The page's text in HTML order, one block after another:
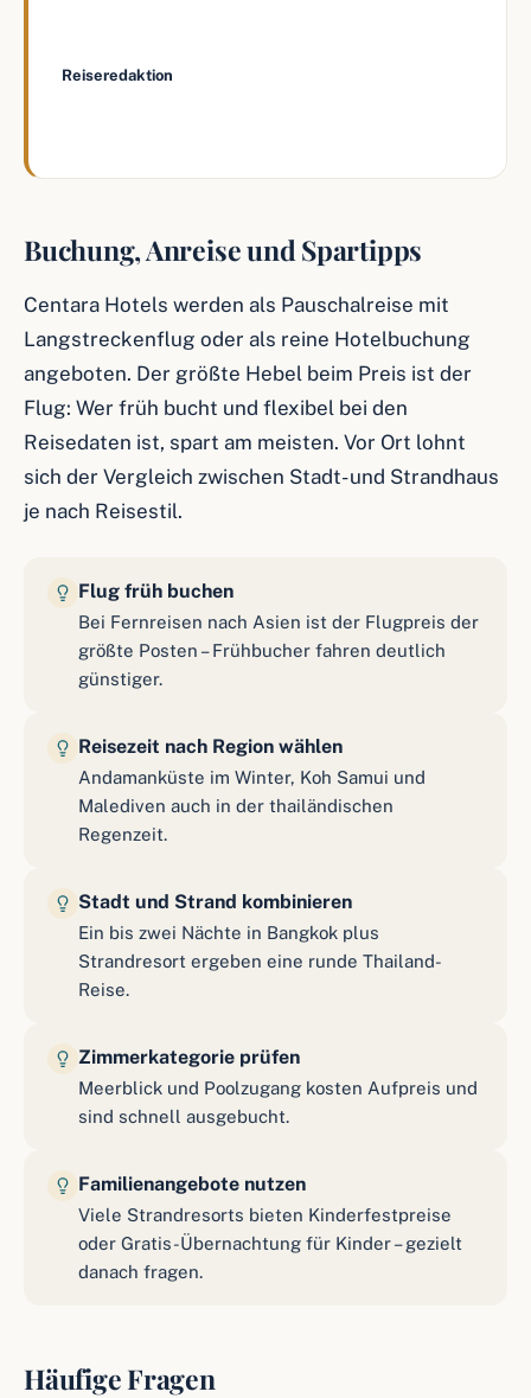
Reiseredaktion
Buchung, Anreise und Spartipps
Centara Hotels werden als Pauschalreise mit
Langstreckenflug oder als reine Hotelbuchung
angeboten. Der größte Hebel beim Preis ist der
Flug: Wer früh bucht und flexibel bei den
Reisedaten ist, spart am meisten. Vor Ort lohnt
sich der Vergleich zwischen Stadt- und Strandhaus
je nach Reisestil.
Flug früh buchen
Bei Fernreisen nach Asien ist der Flugpreis der
größte Posten – Frühbucher fahren deutlich
günstiger.
Reisezeit nach Region wählen
Andamanküste im Winter, Koh Samui und
Malediven auch in der thailändischen
Regenzeit.
Stadt und Strand kombinieren
Ein bis zwei Nächte in Bangkok plus
Strandresort ergeben eine runde Thailand-
Reise.
Zimmerkategorie prüfen
Meerblick und Poolzugang kosten Aufpreis und
sind schnell ausgebucht.
Familienangebote nutzen
Viele Strandresorts bieten Kinderfestpreise
oder Gratis-Übernachtung für Kinder – gezielt
danach fragen.
Häufige Fragen